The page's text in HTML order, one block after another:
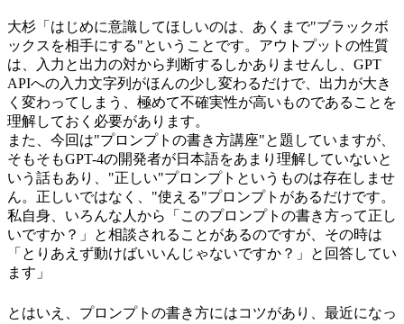
大杉「はじめに意識してほしいのは、あくまで"ブラックボ
ックスを相手にする"ということです。アウトプットの性質
は、入力と出力の対から判断するしかありませんし、GPT
APIへの入力文字列がほんの少し変わるだけで、出力が大き
く変わってしまう、極めて不確実性が高いものであることを
理解しておく必要があります。
また、今回は"プロンプトの書き方講座"と題していますが、
そもそもGPT-4の開発者が日本語をあまり理解していないと
いう話もあり、"正しい"プロンプトというものは存在しませ
ん。正しいではなく、"使える"プロンプトがあるだけです。
私自身、いろんな人から「このプロンプトの書き方って正し
いですか？」と相談されることがあるのですが、その時は
「とりあえず動けばいいんじゃないですか？」と回答してい
ます」
とはいえ、プロンプトの書き方にはコツがあり、最近になっ